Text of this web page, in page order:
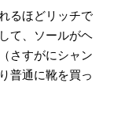
るほどリッチで
て、ソールがヘ
さすがにシャン
普通に靴を買っ